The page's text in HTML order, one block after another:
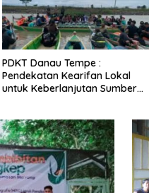
Cara Mengatasi Penyakit PMK
pada Sapi Perah Secara Alami
dan Medis